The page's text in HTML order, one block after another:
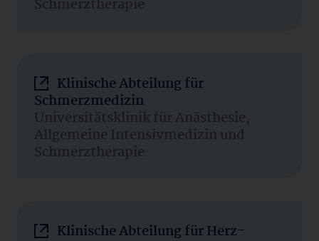
Schmerztherapie
Klinische Abteilung für
Schmerzmedizin
Universitätsklinik für Anästhesie,
Allgemeine Intensivmedizin und
Schmerztherapie
Klinische Abteilung für Herz-